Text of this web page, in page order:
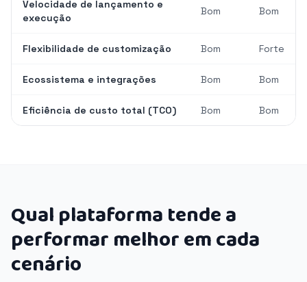
Velocidade de lançamento e
execução
Bom Bom
Flexibilidade de customização Bom Forte
Ecossistema e integrações Bom Bom
Eficiência de custo total (TCO) Bom Bom
Qual plataforma tende a
performar melhor em cada
cenário